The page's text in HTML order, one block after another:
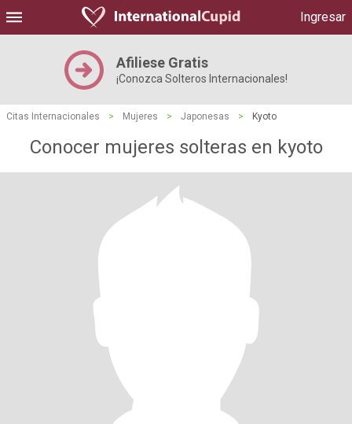
Ingresar
Afiliese Gratis
¡Conozca Solteros Internacionales!
Citas Internacionales > Mujeres > Japonesas > Kyoto
Conocer mujeres solteras en kyoto